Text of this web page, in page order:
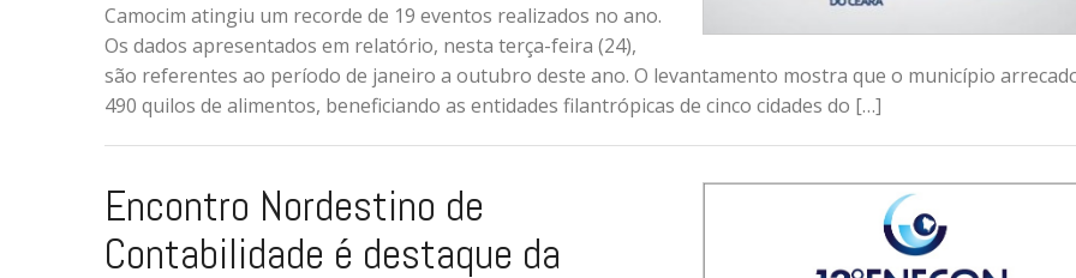
Camocim atingiu um recorde de 19 eventos realizados no ano.
Os dados apresentados em relatório, nesta terça-feira (24),
são referentes ao período de janeiro a outubro deste ano. O levantamento mostra que o município
490 quilos de alimentos, beneficiando as entidades filantrópicas de cinco cidades do […]
Encontro Nordestino de
Contabilidade é destaque da